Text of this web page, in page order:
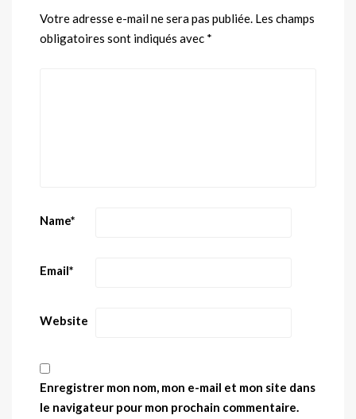
Votre adresse e-mail ne sera pas publiée. Les champs
obligatoires sont indiqués avec *
Name*
Email*
Website
Enregistrer mon nom, mon e-mail et mon site dans
le navigateur pour mon prochain commentaire.